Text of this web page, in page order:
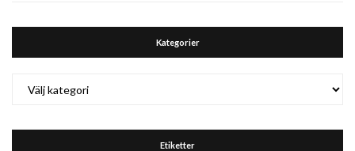
Kategorier
Etiketter